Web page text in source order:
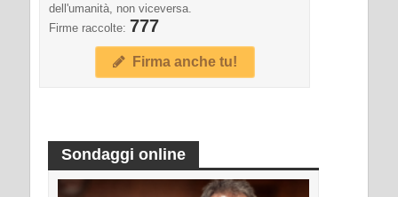
dell'umanità, non viceversa.
Firme raccolte: 777
Firma anche tu!
Sondaggi online